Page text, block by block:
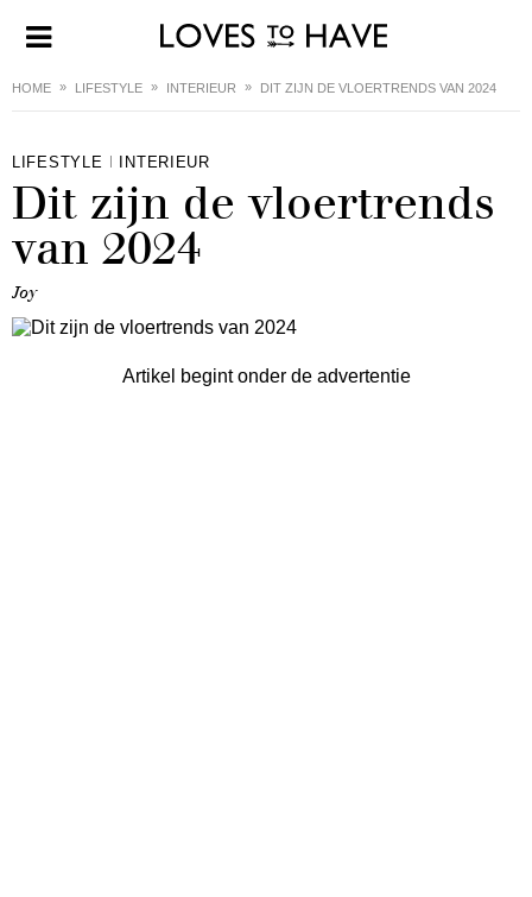
HOME LIFESTYLE INTERIEUR DIT ZIJN DE VLOERTRENDS VAN 2024
LIFESTYLE INTERIEUR
Dit zijn de vloertrends
van 2024
Joy
Artikel begint onder de advertentie